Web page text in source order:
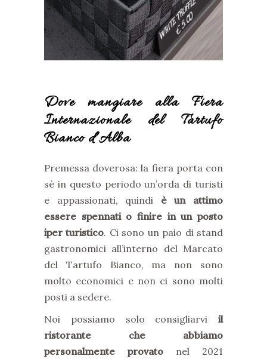
Dove mangiare alla Fiera
Internazionale del Tartufo
Bianco d’Alba
Premessa doverosa: la fiera porta con
sè in questo periodo un’orda di turisti
e appassionati, quindi è un attimo
essere spennati o finire in un posto
iper turistico. Ci sono un paio di stand
gastronomici all’interno del Marcato
del Tartufo Bianco, ma non sono
molto economici e non ci sono molti
posti a sedere.
Noi possiamo solo consigliarvi il
ristorante che abbiamo
personalmente provato nel 2021